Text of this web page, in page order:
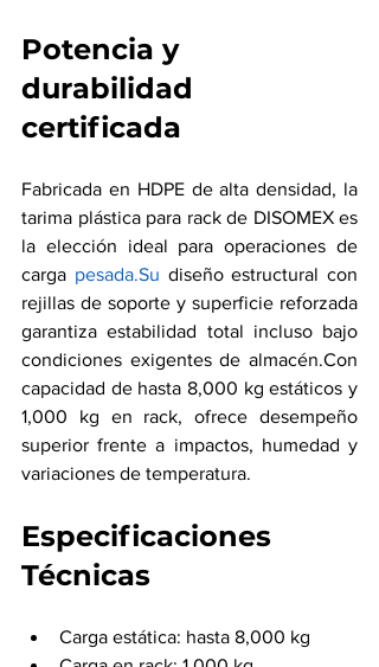
Potencia y
durabilidad
certificada
Fabricada en HDPE de alta densidad, la
tarima plástica para rack de DISOMEX es
la elección ideal para operaciones de
carga pesada.Su diseño estructural con
rejillas de soporte y superficie reforzada
garantiza estabilidad total incluso bajo
condiciones exigentes de almacén.Con
capacidad de hasta 8,000 kg estáticos y
1,000 kg en rack, ofrece desempeño
superior frente a impactos, humedad y
variaciones de temperatura.
Especificaciones
Técnicas
Carga estática: hasta 8,000 kg